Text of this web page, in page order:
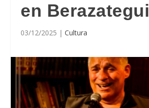
en Berazategui
03/12/2025 |Cultura